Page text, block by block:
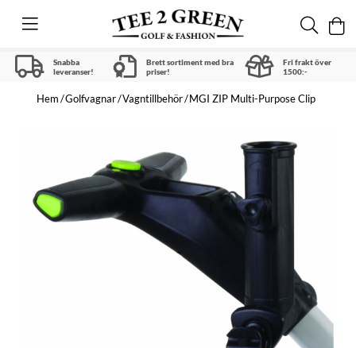
Snabba
leveranser!
Brett sortiment med bra
priser!
Fri frakt över
1500:-
Hem Golfvagnar Vagntillbehör MGI ZIP Multi-Purpose Clip